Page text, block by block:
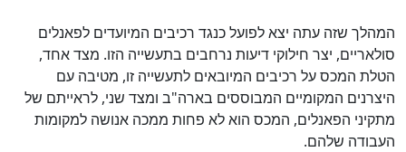
המהלך שזה עתה יצא לפועל כנגד רכיבים המיועדים לפאנלים
סולאריים, יצר חילוקי דיעות נרחבים בתעשייה הזו. מצד אחד,
הטלת המכס על רכיבים המיובאים לתעשייה זו, מטיבה עם
היצרנים המקומיים המבוססים בארה"ב ומצד שני, לראייתם של
מתקיני הפאנלים, המכס הוא לא פחות ממכה אנושה למקומות
העבודה שלהם.